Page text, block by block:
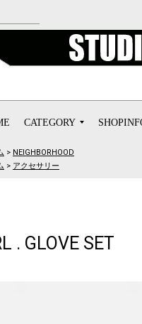
CATEGORY
> NEIGHBORHOOD
> アクセサリー
. GLOVE SET